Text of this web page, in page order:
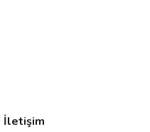
İletişim